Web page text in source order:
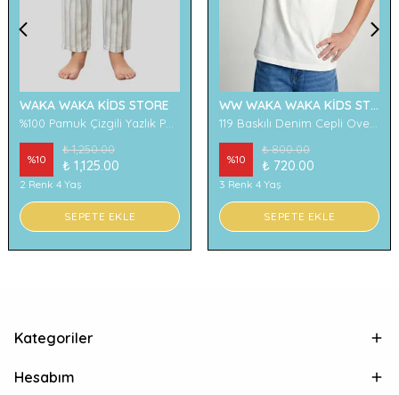
WAKA WAKA KİDS STORE
%10
₺ 1,250.00
₺ 1,125.00
2 Renk 4 Yaş
SEPETE EKLE
WW WAKA WAKA KİDS STORE
%10
₺ 800.00
₺ 720.00
3 Renk 4 Yaş
SEPETE EKLE
Kategoriler
Hesabım